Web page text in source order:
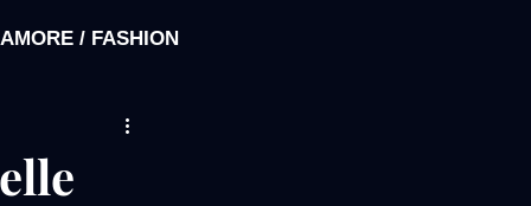
AMORE / FASHION
/ MUSIC